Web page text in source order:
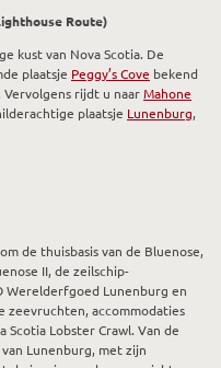
Route)
kust van Nova Scotia. De
plaatsje Peggy’s Cove bekend
rijdt u naarMahone
plaatsje Lunenburg,
de thuisbasis van de Bluenose,
II, de zeilschip-
Werelderfgoed Lunenburg en
zeevruchten, accommodaties
Lobster Crawl. Van de
Lunenburg, met zijn